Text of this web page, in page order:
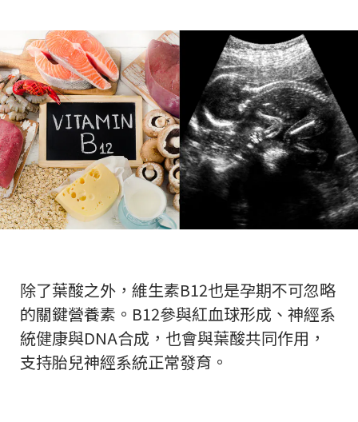
除了葉酸之外，維生素B12也是孕期不可忽略
的關鍵營養素。B12參與紅血球形成、神經系
統健康與DNA合成，也會與葉酸共同作用，
支持胎兒神經系統正常發育。